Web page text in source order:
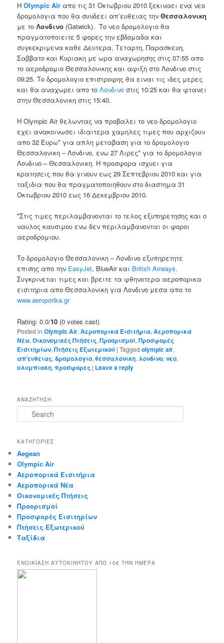
ΗOlympic Air απο τις 31 Οκτωβριου 2010 ξεκιναει ενα νεο
δρομολογια που θα συνδεει απ’ευθειας τηνΘεσσαλονικη
με τοΛονδινο (Gatwick). Το νεο δρομολογιο θα
πραγματοποιειτε 5 φορες την εβδομαδα και
συγκεκριμενα καθε Δευτερα, Τεταρτη, Παρασκευη,
Σαββατο και Κυριακη με ωρα αναχωρησης στις 07:55 απο
το αεροδρομιο Θεσσαλονικης και αφιξη στο Λονδινο στις
09:25. Το δρομολογιο επιστροφης θα ειναι τις ιδες μερες
και θα αναχωρει απο τοΛονδινο στις 10:25 και θα φτανει
στην Θεσσαλονικη στις 15:40.
Η Olympic Air θελωντας να προβαλει το νεο δρομολογιο
εχει ανακοινωσει ιδιαιτερα χαμηλες τιμες που αρχιζουν
απο 32 Ευρω* για απλη μεταβαση για το δρομολογιο
Θεσσαλονικη – Λονδινο, ενω 27 Λιρες* για το δρομολογιο
Λονδινο – Θεσσαλονικη. Η προσφορα ισχυει για
κρατησεις που θα γινουν εως 29 Σεπτεβριου 2010 και για
ταξιδια που θα πραγματοποιηθουν στο διαστημα 31
Οκτωβριου 2010 εως 16 Δεκεμβριου 2010.
*Στις τιμες περιλαμβανονται το τελος εξυπηρετησης και ο
ναυλος καυσιμου ενω δεν περιλαμβανονται οι φοροι
αεροδρομιου.
Το δρομολογιο Θεσσαλονικη – Λονδινο εξυπηρετητε
επισης απο την EasyJet, BlueAir και British Airways.
Συγκρινεται τιμες και βρειτε τα φθηνοτερα αεροπορικα
εισιτηρια απο Θεσσαλονικη για Λονδινο μεσα απο το
www.aeroporika.gr
Rating: 0.0/10 (0 votes cast)
Posted in Olympic Air,Αεροπορικά Εισιτήρια,Αεροπορικά
Νέα,Οικονομικές Πτήσεις,Προορισμοί,Προσφορές
Εισιτηρίων,Πτήσεις Εξωτερικού |Tagged olympic air,
απ'ευθειας,δρομολογιο,θεσσαλονικη, λονδινο,νεο,
ολυμπιακη,προσφορες | Leave a reply
ΑΝΑΖΗΤΗΣΗ
e
r
h
ΚΑΤΗΓΟΡΊΕΣ
Aegean
Olympic Air
Αεροπορικά Εισιτήρια
Αεροπορικά Νέα
Οικονομικές Πτήσεις
Προορισμοί
Προσφορές Εισιτηρίων
Πτήσεις Εξωτερικού
Ταξίδια
ΕΝΟΙΚΊΑΣΗ ΑΥΤΟΚΙΝΉΤΟΥ ΑΠΌ 10€ ΤΉΝ ΗΜΈΡΑ